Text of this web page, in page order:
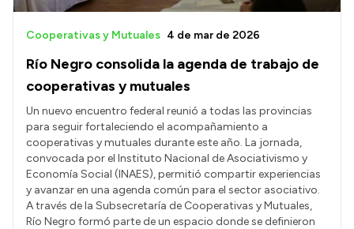
Río Negro consolida la agenda de trabajo de
cooperativas y mutuales
Cooperativas y Mutuales 4 de mar de 2026
Un nuevo encuentro federal reunió a todas las provincias
para seguir fortaleciendo el acompañamiento a
cooperativas y mutuales durante este año. La jornada,
convocada por el Instituto Nacional de Asociativismo y
Economía Social (INAES), permitió compartir experiencias
y avanzar en una agenda común para el sector asociativo.
A través de la Subsecretaría de Cooperativas y Mutuales,
Río Negro formó parte de un espacio donde se definieron